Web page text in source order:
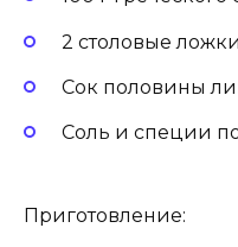
2 столовые
Сок половины
Соль и специи
Приготовление: